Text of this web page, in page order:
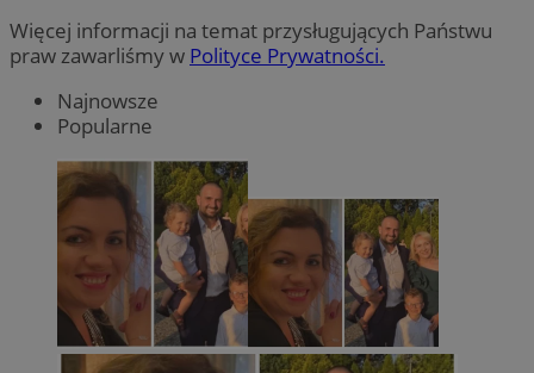
Więcej informacji na temat przysługujących Państwu
praw zawarliśmy w Polityce Prywatności.
Najnowsze
Popularne